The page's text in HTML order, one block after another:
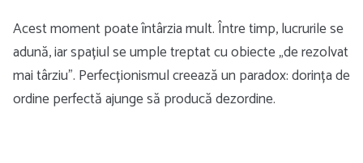
Acest moment poate întârzia mult. Între timp, lucrurile se
adună, iar spațiul se umple treptat cu obiecte „de rezolvat
mai târziu”. Perfecționismul creează un paradox: dorința de
ordine perfectă ajunge să producă dezordine.